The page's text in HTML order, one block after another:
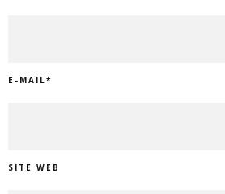
E-MAIL*
SITE WEB